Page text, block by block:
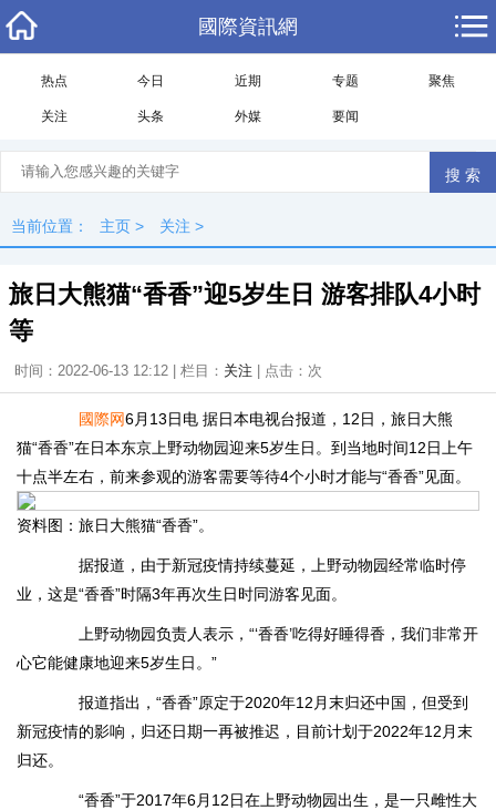
國際資訊網
热点 今日 近期 专题 聚焦
关注 头条 外媒 要闻
当前位置： 主页 > 关注 >
旅日大熊猫“香香”迎5岁生日 游客排队4小时
等
时间：2022-06-13 12:12 | 栏目： 关注 | 点击： 次
國際网6月13日电 据日本电视台报道，12日，旅日大熊
猫“香香”在日本东京上野动物园迎来5岁生日。到当地时间12日上午
十点半左右，前来参观的游客需要等待4个小时才能与“香香”见面。
资料图：旅日大熊猫“香香”。
据报道，由于新冠疫情持续蔓延，上野动物园经常临时停
业，这是“香香”时隔3年再次生日时同游客见面。
上野动物园负责人表示，“‘香香’吃得好睡得香，我们非常开
心它能健康地迎来5岁生日。”
报道指出，“香香”原定于2020年12月末归还中国，但受到
新冠疫情的影响，归还日期一再被推迟，目前计划于2022年12月末
归还。
“香香”于2017年6月12日在上野动物园出生，是一只雌性大